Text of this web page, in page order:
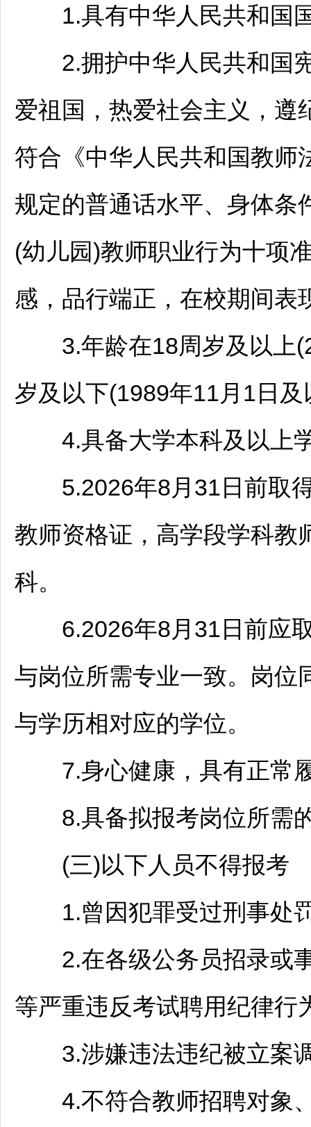
1.具有中华人民共和国
2.拥护中华人民共和国宪
爱祖国，热爱社会主义，遵
符合《中华人民共和国教师
规定的普通话水平、身体条
(幼儿园)教师职业行为十项
感，品行端正，在校期间表
3.年龄在18周岁及以上
岁及以下(1989年11月1日及
4.具备大学本科及以上
5.2026年8月31日前取得
教师资格证，高学段学科教
科。
6.2026年8月31日前应取
与岗位所需专业一致。岗位
与学历相对应的学位。
7.身心健康，具有正常
8.具备拟报考岗位所需
(三)以下人员不得报考
1.曾因犯罪受过刑事处
2.在各级公务员招录或
等严重违反考试聘用纪律行
3.涉嫌违法违纪被立案
4.不符合教师招聘对象